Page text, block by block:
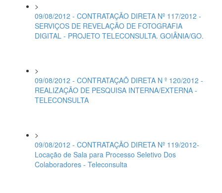
>
09/08/2012 - CONTRATAÇÃO DIRETA Nº 117/2012 -
SERVIÇOS DE REVELAÇÃO DE FOTOGRAFIA
DIGITAL - PROJETO TELECONSULTA. GOIÂNIA/GO.
>
09/08/2012 - CONTRATAÇAÕ DIRETA N º 120/2012 -
REALIZAÇÃO DE PESQUISA INTERNA/EXTERNA -
TELECONSULTA
>
09/08/2012 - CONTRATAÇÃO DIRETA Nº 119/2012-
Locação de Sala para Processo Seletivo Dos
Colaboradores - Teleconsulta